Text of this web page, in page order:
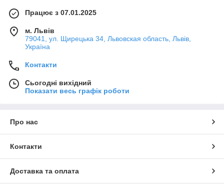
Працює з 07.01.2025
м. Львів
79041, ул. Щирецька 34, Львовская область, Львів,
Україна
Контакти
Сьогодні вихідний
Показати весь графік роботи
Про нас
Контакти
Доставка та оплата